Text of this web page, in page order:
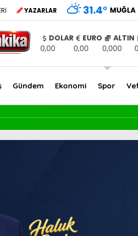
YAZARLAR 31.4° MUĞLA
DOLAR
0,00
EURO
0,00
ALTIN
0,000
Gündem Ekonomi Spor